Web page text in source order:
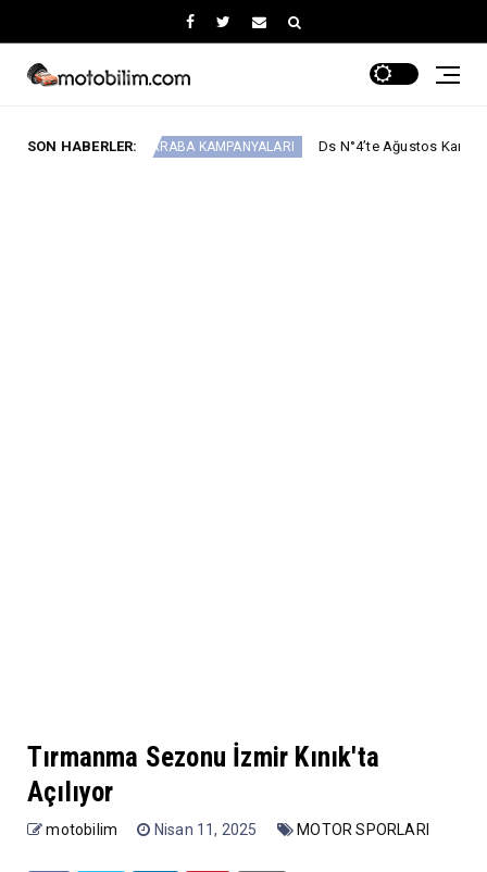
SON HABERLER:
ARABA KAMPANYALARI Ds N°4’te Ağustos Kampanyası
Tırmanma Sezonu İzmir Kınık'ta
Açılıyor
motobilim Nisan 11, 2025 MOTOR SPORLARI